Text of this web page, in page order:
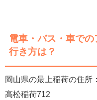
電車・バス・車で
行き方は？
岡山県の最上稲荷の住
高松稲荷712